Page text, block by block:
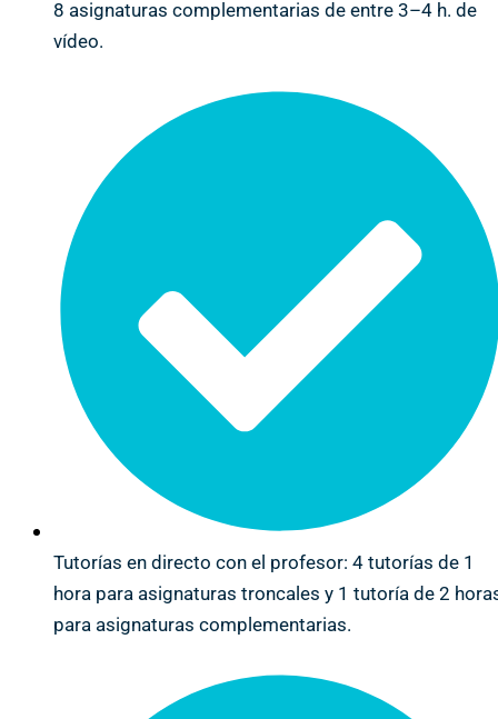
8 asignaturas complementarias de entre 3–4 h. de
vídeo.
Tutorías en directo con el profesor: 4 tutorías de 1
hora para asignaturas troncales y 1 tutoría de 2
para asignaturas complementarias.